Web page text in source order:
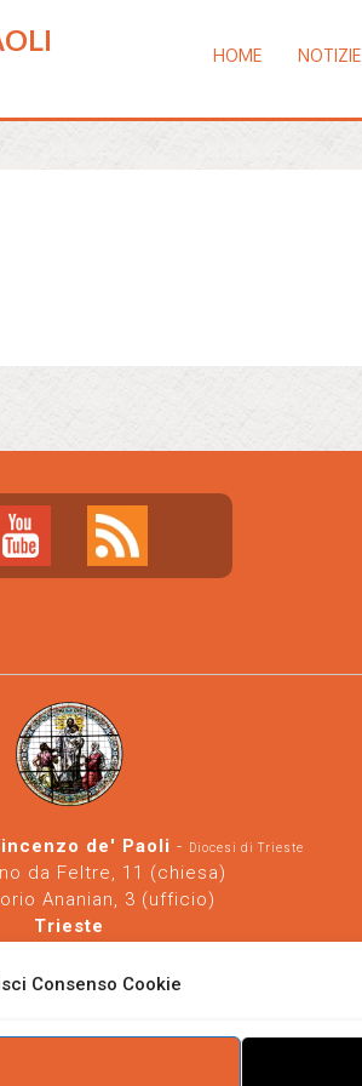
Consenso Cookie
HOME NOTIZIE
de' Paoli - Diocesi di Trieste
da Feltre, 11 (chiesa)
Ananian, 3 (ufficio)
Trieste
-parrocchia@svdp-trieste.it
-Informativa cookie